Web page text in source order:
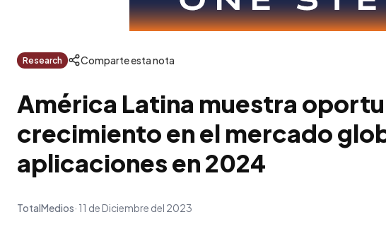
Research Comparte esta nota
América Latina muestra
crecimiento en el mercado
aplicaciones en 2024
TotalMedios 11 de Diciembre del 2023